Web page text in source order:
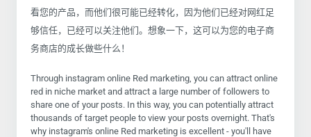
看您的产品，而他们很可能已经转化，因为他们已经对网红足
够信任，已经可以关注他们。想象一下，这可以为您的电子商
务商店的成长做些什么！
Through instagram online Red marketing, you can attract online
red in niche market and attract a large number of followers to
share one of your posts. In this way, you can potentially attract
thousands of target people to view your posts overnight. That's
why instagram's online Red marketing is excellent - you'll have